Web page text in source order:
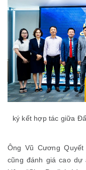
ký kết hợp tác giữa
Ông Vũ Cương
cũng đánh giá cao